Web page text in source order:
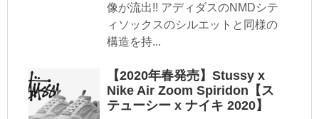
像が流出!! アディダスのNMDシテ
ィソックスのシルエットと同様の
構造を持...
【2020年春発売】Stussy x
Nike Air Zoom Spiridon【ス
テューシー x ナイキ 2020】